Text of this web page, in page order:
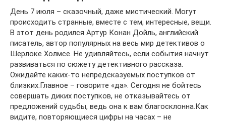
День 7 июля – сказочный, даже мистический. Могут
происходить странные, вместе с тем, интересные, вещи.
В этот день родился Артур Конан Дойль, английский
писатель, автор популярных на весь мир детективов о
Шерлоке Холмсе. Не удивляйтесь, если события начнут
развиваться по сюжету детективного рассказа.
Ожидайте каких-то непредсказуемых поступков от
близких.Главное – говорите «да». Сегодня не бойтесь
совершать диких поступков, не отказывайтесь от
предложений судьбы, ведь она к вам благосклонна.Как
видите, повторяющиеся цифры на часах – не